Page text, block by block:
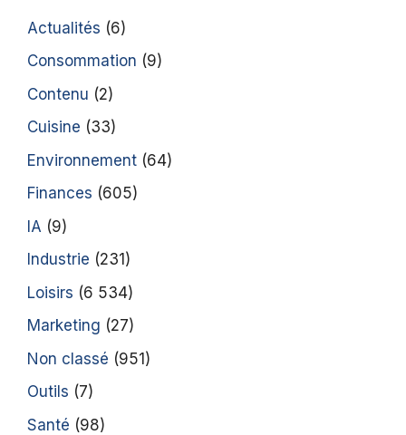
Actualités (6)
Consommation (9)
Contenu (2)
Cuisine (33)
Environnement (64)
Finances (605)
IA (9)
Industrie (231)
Loisirs (6 534)
Marketing (27)
Non classé (951)
Outils (7)
Santé (98)